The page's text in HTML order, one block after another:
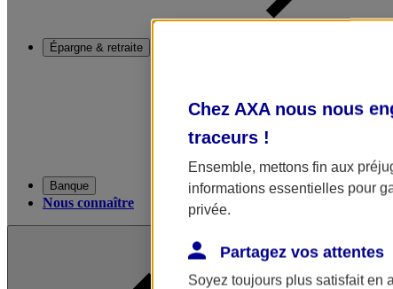
Épargne & retraite
Banque
Nous connaître
Chez AXA nous nous
traceurs !
Ensemble, mettons fin aux
informations essentielles pour
privée.
Partagez vos attentes
Soyez toujours plus satisfait en